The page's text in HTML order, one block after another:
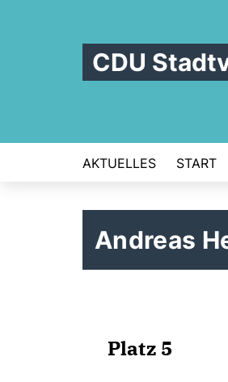
CDU
AKTUELLES START
Andreas
Platz 5